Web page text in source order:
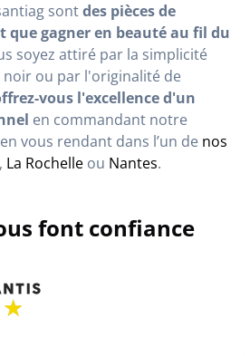
sontdes pièces de
que gagner en beauté au fil du
soyez attiré par la simplicité
ou par l'originalité de
vous l'excellence d'un
en commandant notre
vous rendant dans l’un de nos
, La Rochelle ou Nantes.
font confiance